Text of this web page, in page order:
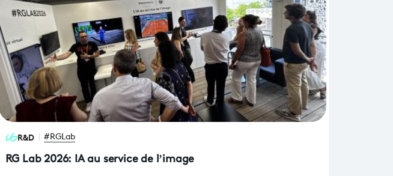
R&D #RGLab
RG Lab 2026: IA au service de l’image